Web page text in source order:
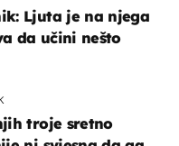
Ljuta je na njega
da učini nešto
troje sretno